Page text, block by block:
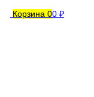
Корзина 00 ₽